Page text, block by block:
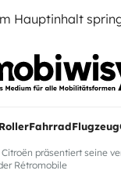
Hauptinhalt
FahrradFlugzeug
Citroën präsentiert seine
Rétromobile